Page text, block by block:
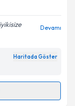
Aydınlatma
belirtilen
Devamı
Haritada Göster